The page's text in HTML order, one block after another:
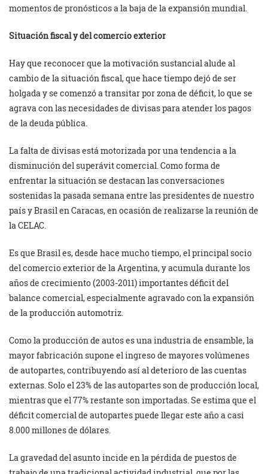
momentos de pronósticos a la baja de la expansión mundial.
Situación fiscal y del comercio exterior
Hay que reconocer que la motivación sustancial alude al
cambio de la situación fiscal, que hace tiempo dejó de ser
holgada y se comenzó a transitar por zona de déficit, lo que se
agrava con las necesidades de divisas para atender los pagos
de la deuda pública.
La falta de divisas está motorizada por una tendencia a la
disminución del superávit comercial. Como forma de
enfrentar la situación se destacan las conversaciones
sostenidas la pasada semana entre las presidentes de nuestro
país y Brasil en Caracas, en ocasión de realizarse la reunión de
la CELAC.
Es que Brasil es, desde hace mucho tiempo, el principal socio
del comercio exterior de la Argentina, y acumula durante los
años de crecimiento (2003-2011) importantes déficit del
balance comercial, especialmente agravado con la expansión
de la producción automotriz.
Como la producción de autos es una industria de ensamble, la
mayor fabricación supone el ingreso de mayores volúmenes
de autopartes, contribuyendo así al deterioro de las cuentas
externas. Solo el 23% de las autopartes son de producción local,
mientras que el 77% restante son importadas. Se estima que el
déficit comercial de autopartes puede llegar este año a casi
8.000 millones de dólares.
La gravedad del asunto incide en la pérdida de puestos de